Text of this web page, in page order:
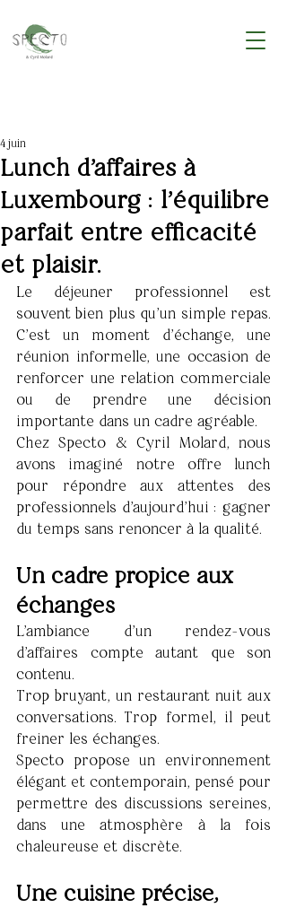
Lunch d'affaires à
Luxembourg : l'équilibre
parfait entre efficacité
et plaisir.
4 juin
Le déjeuner professionnel est
souvent bien plus qu'un simple repas.
C'est un moment d'échange, une
réunion informelle, une occasion de
renforcer une relation commerciale
ou de prendre une décision
importante dans un cadre agréable.
Chez Specto & Cyril Molard, nous
avons imaginé notre offre lunch
pour répondre aux attentes des
professionnels d'aujourd'hui : gagner
du temps sans renoncer à la qualité.
Un cadre propice aux
échanges
L'ambiance d'un rendez-vous
d'affaires compte autant que son
contenu.
Trop bruyant, un restaurant nuit aux
conversations. Trop formel, il peut
freiner les échanges.
Specto propose un environnement
élégant et contemporain, pensé pour
permettre des discussions sereines,
dans une atmosphère à la fois
chaleureuse et discrète.
Une cuisine précise,